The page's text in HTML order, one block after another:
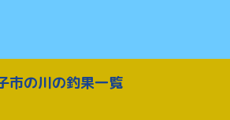
市の川の釣果一覧